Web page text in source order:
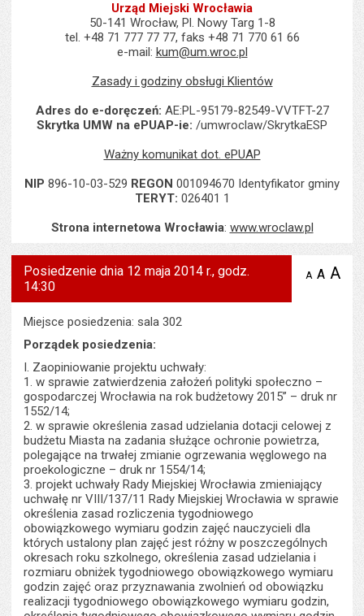
Urząd Miejski Wrocławia
50-141 Wrocław, Pl. Nowy Targ 1-8
tel. +48 71 777 77 77, faks +48 71 770 61 66
e-mail: kum@um.wroc.pl
Zasady i godziny obsługi Klientów
Adres do e-doręczeń: AE:PL-95179-82549-VVTFT-27
Skrytka UMW na ePUAP-ie: /umwroclaw/SkrytkaESP
Ważny komunikat dot. ePUAP
NIP 896-10-03-529 REGON 001094670 Identyfikator gminy
TERYT: 026401 1
Strona internetowa Wrocławia: www.wroclaw.pl
Posiedzenie dnia 12 maja 2014 r., godz.
14:30
A zmniejsz
A A
Miejsce posiedzenia: sala 302
Porządek posiedzenia:
I. Zaopiniowanie projektu uchwały:
1. w sprawie zatwierdzenia założeń polityki społeczno –
gospodarczej Wrocławia na rok budżetowy 2015” – druk nr
1552/14;
2. w sprawie określenia zasad udzielania dotacji celowej z
budżetu Miasta na zadania służące ochronie powietrza,
polegające na trwałej zmianie ogrzewania węglowego na
proekologiczne – druk nr 1554/14;
3. projekt uchwały Rady Miejskiej Wrocławia zmieniający
uchwałę nr VIII/137/11 Rady Miejskiej Wrocławia w sprawie
określenia zasad rozliczenia tygodniowego
obowiązkowego wymiaru godzin zajęć nauczycieli dla
których ustalony plan zajęć jest różny w poszczególnych
okresach roku szkolnego, określenia zasad udzielania i
rozmiaru obniżek tygodniowego obowiązkowego wymiaru
godzin zajęć oraz przyznawania zwolnień od obowiązku
realizacji tygodniowego obowiązkowego wymiaru godzin,